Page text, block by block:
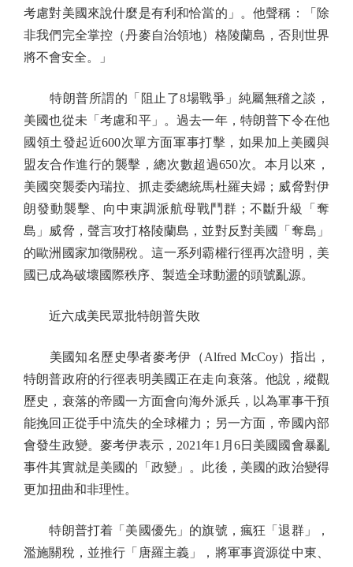
考慮對美國來說什麼是有利和恰當的」。他聲稱：「除
非我們完全掌控（丹麥自治領地）格陵蘭島，否則世界
將不會安全。」
特朗普所謂的「阻止了8場戰爭」純屬無稽之談，
美國也從未「考慮和平」。過去一年，特朗普下令在他
國領土發起近600次單方面軍事打擊，如果加上美國與
盟友合作進行的襲擊，總次數超過650次。本月以來，
美國突襲委內瑞拉、抓走委總統馬杜羅夫婦；威脅對伊
朗發動襲擊、向中東調派航母戰鬥群；不斷升級「奪
島」威脅，聲言攻打格陵蘭島，並對反對美國「奪島」
的歐洲國家加徵關稅。這一系列霸權行徑再次證明，美
國已成為破壞國際秩序、製造全球動盪的頭號亂源。
近六成美民眾批特朗普失敗
美國知名歷史學者麥考伊（Alfred McCoy）指出，
特朗普政府的行徑表明美國正在走向衰落。他說，縱觀
歷史，衰落的帝國一方面會向海外派兵，以為軍事干預
能挽回正從手中流失的全球權力；另一方面，帝國內部
會發生政變。麥考伊表示，2021年1月6日美國國會暴亂
事件其實就是美國的「政變」。此後，美國的政治變得
更加扭曲和非理性。
特朗普打着「美國優先」的旗號，瘋狂「退群」，
濫施關稅，並推行「唐羅主義」，將軍事資源從中東、